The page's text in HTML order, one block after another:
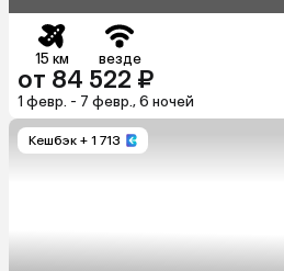
15 км везде
от 84 522 ₽
1 февр. - 7 февр., 6 ночей
Кешбэк + 1 713